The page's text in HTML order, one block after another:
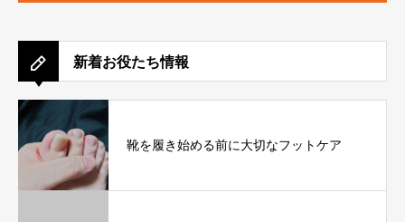
新着お役たち情報
靴を履き始める前に大切なフットケア